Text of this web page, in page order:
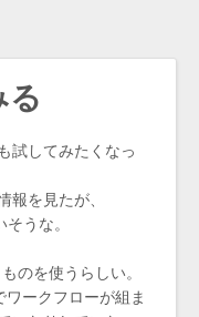
試してみたくなっ
報を見たが、
うな。
のを使うらしい。
ークフローが組ま